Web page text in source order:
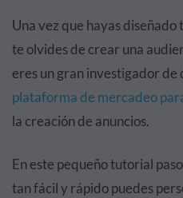
Una vez que hayas
te olvides de crear una
eres un gran investigador de
plataforma de mercadeo
la creación de anuncios.
En este pequeño tutorial
tan fácil y rápido puedes